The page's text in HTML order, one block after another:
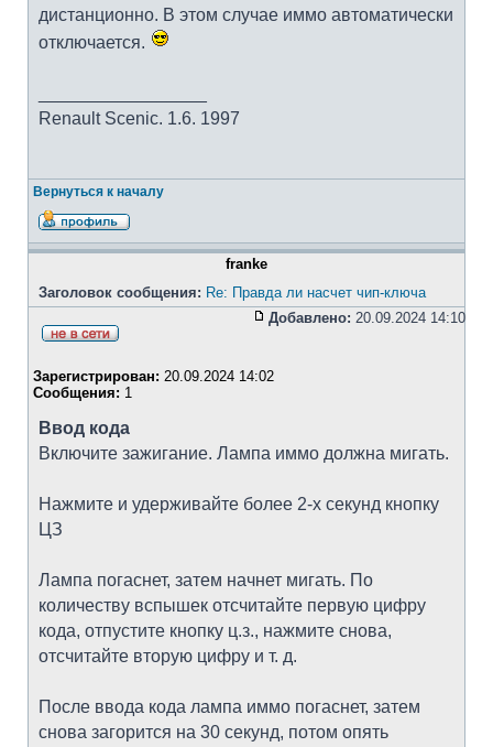
дистанционно. В этом случае иммо автоматически
отключается.
Renault Scenic. 1.6. 1997
Вернуться к началу
franke
Заголовок сообщения: Re: Правда ли насчет чип-ключа
Добавлено: 20.09.2024 14:10
Зарегистрирован: 20.09.2024 14:02
Сообщения: 1
Ввод кода
Включите зажигание. Лампа иммо должна мигать.
Нажмите и удерживайте более 2-х секунд кнопку
ЦЗ
Лампа погаснет, затем начнет мигать. По
количеству вспышек отсчитайте первую цифру
кода, отпустите кнопку ц.з., нажмите снова,
отсчитайте вторую цифру и т. д.
После ввода кода лампа иммо погаснет, затем
снова загорится на 30 секунд, потом опять